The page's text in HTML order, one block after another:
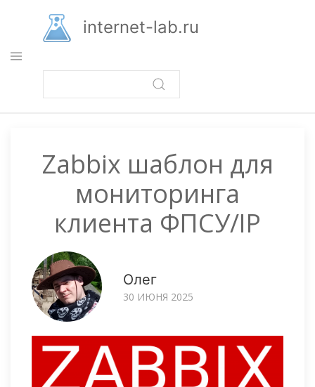
основному
содержанию
internet-lab.ru
Zabbix шаблон для
мониторинга
клиента ФПСУ/IP
Олег
30 ИЮНЯ 2025